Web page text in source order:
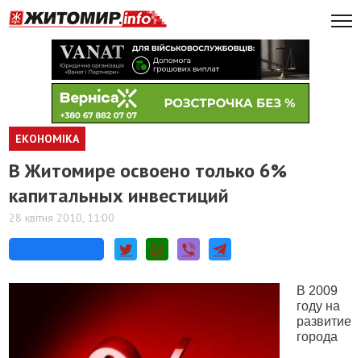
ЕКОНОМІКА
В Житомире освоено только 6%
капитальных инвестиций
28 квітня 2010, 11:00
В 2009
году на
развитие
города